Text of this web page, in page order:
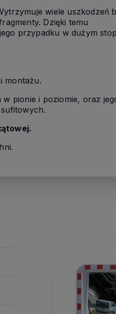
wiele uszkodzeń
Dzięki temu
przypadku w dużym
montażu.
pionie i poziomie, oraz